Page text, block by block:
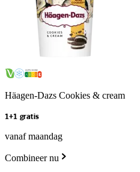
Häagen-Dazs Cookies & cream
1+1 gratis
vanaf maandag
Combineer nu